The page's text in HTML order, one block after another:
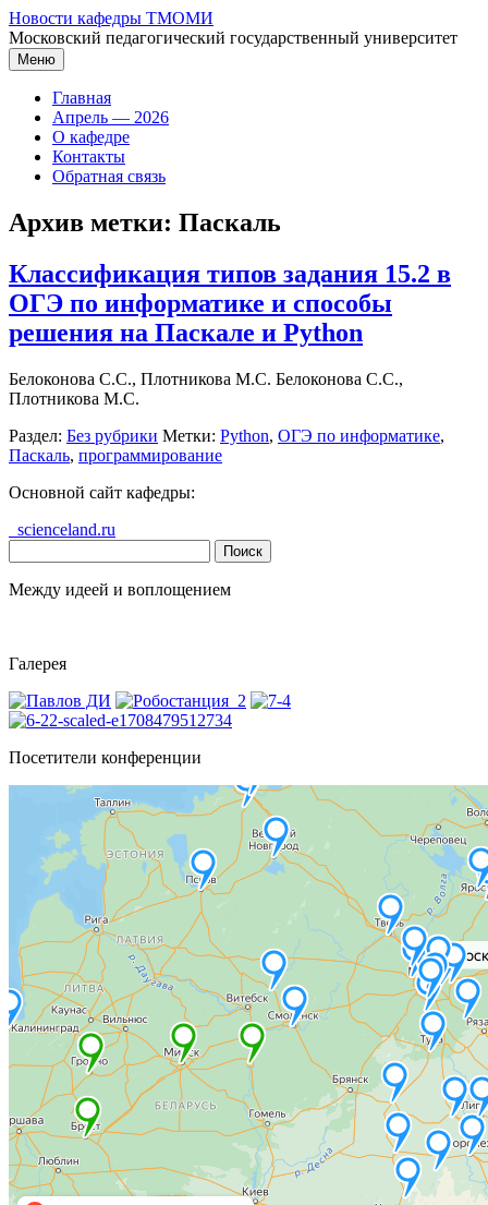
Перейти
к
содержимому
Новости кафедры ТМОМИ
Московский педагогический государственный университет
Меню
Главная
Апрель — 2026
О кафедре
Контакты
Обратная связь
Архив метки: Паскаль
Классификация типов задания 15.2 в
ОГЭ по информатике и способы
решения на Паскале и Python
Белоконова С.С., Плотникова М.С. Белоконова С.С.,
Плотникова М.С.
Раздел: Без рубрики Метки: Python, ОГЭ по информатике,
Паскаль, программирование
Основной сайт кафедры:
scienceland.ru
Между идеей и воплощением
Галерея
Посетители конференции